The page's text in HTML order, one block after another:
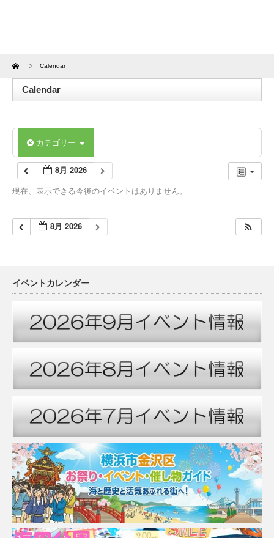
Home Calendar
Calendar
カテゴリー
8月 2026
現在、表示できる今後のイベントはありません。
8月 2026
イベントカレンダー